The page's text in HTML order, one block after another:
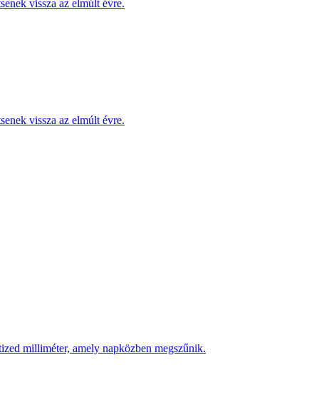
vissza az elmúlt évre.
vissza az elmúlt évre.
milliméter, amely napközben megszűnik.